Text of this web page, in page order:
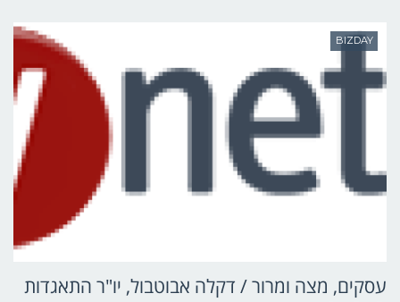
BIZDAY
עסקים, מצה ומרור / דקלה אבוטבול, יו"ר התאגדות